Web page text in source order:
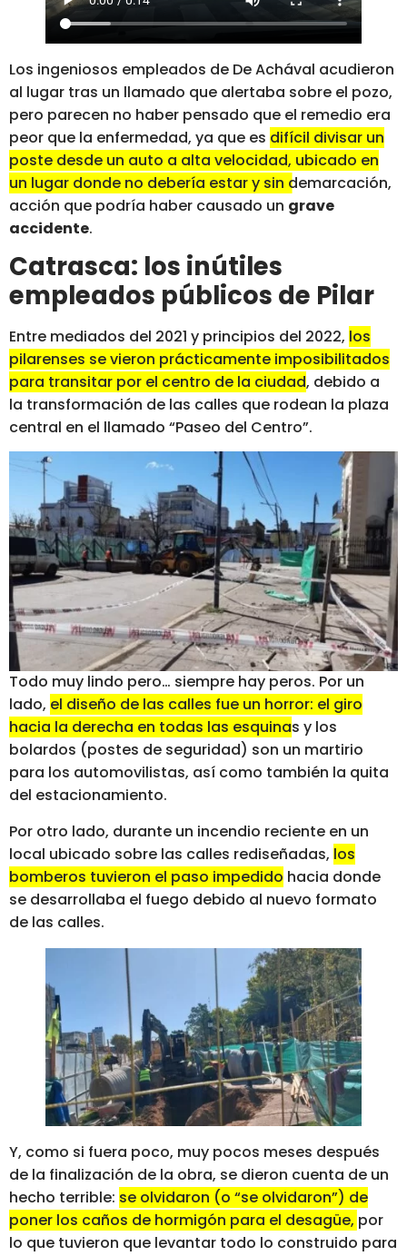
Los ingeniosos empleados de De Achával acudieron
al lugar tras un llamado que alertaba sobre el pozo,
pero parecen no haber pensado que el remedio era
peor que la enfermedad, ya que es difícil divisar un
poste desde un auto a alta velocidad, ubicado en
un lugar donde no debería estar y sin demarcación,
acción que podría haber causado un grave
accidente.
Catrasca: los inútiles
empleados públicos de Pilar
Entre mediados del 2021 y principios del 2022, los
pilarenses se vieron prácticamente imposibilitados
para transitar por el centro de la ciudad, debido a
la transformación de las calles que rodean la plaza
central en el llamado “Paseo del Centro”.
Todo muy lindo pero… siempre hay peros. Por un
lado, el diseño de las calles fue un horror: el giro
hacia la derecha en todas las esquinas y los
bolardos (postes de seguridad) son un martirio
para los automovilistas, así como también la quita
del estacionamiento.
Por otro lado, durante un incendio reciente en un
local ubicado sobre las calles rediseñadas, los
bomberos tuvieron el paso impedido hacia donde
se desarrollaba el fuego debido al nuevo formato
de las calles.
Y, como si fuera poco, muy pocos meses después
de la finalización de la obra, se dieron cuenta de un
hecho terrible: se olvidaron (o “se olvidaron”) de
poner los caños de hormigón para el desagüe, por
lo que tuvieron que levantar todo lo construido para